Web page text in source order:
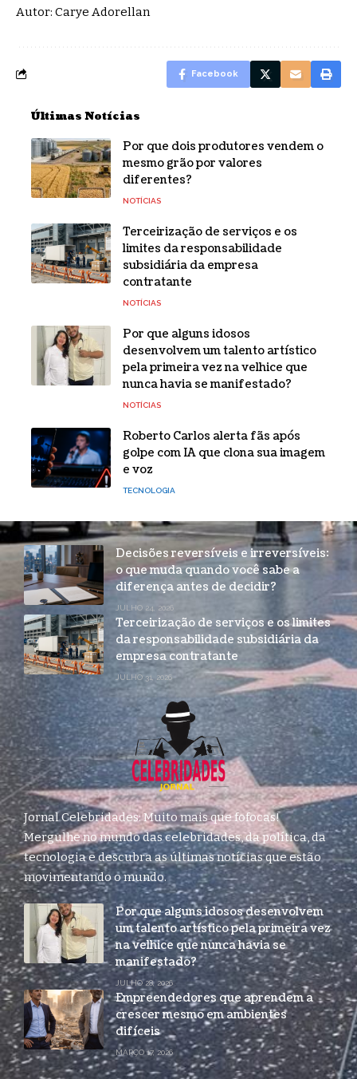
Autor: Carye Adorellan
Facebook
Últimas Notícias
Por que dois produtores vendem o
mesmo grão por valores
diferentes?
NOTÍCIAS
Terceirização de serviços e os
limites da responsabilidade
subsidiária da empresa
contratante
NOTÍCIAS
Por que alguns idosos
desenvolvem um talento artístico
pela primeira vez na velhice que
nunca havia se manifestado?
NOTÍCIAS
Roberto Carlos alerta fãs após
golpe com IA que clona sua imagem
e voz
TECNOLOGIA
Decisões reversíveis e irreversíveis:
o que muda quando você sabe a
diferença antes de decidir?
JULHO 24, 2026
Terceirização de serviços e os limites
da responsabilidade subsidiária da
empresa contratante
JULHO 31, 2026
Jornal Celebridades: Muito mais que fofocas!
Mergulhe no mundo das celebridades, da política, da
tecnologia e descubra as últimas notícias que estão
movimentando o mundo.
Por que alguns idosos desenvolvem
um talento artístico pela primeira vez
na velhice que nunca havia se
manifestado?
JULHO 28, 2026
Empreendedores que aprendem a
crescer mesmo em ambientes
difíceis
MARÇO 17, 2026